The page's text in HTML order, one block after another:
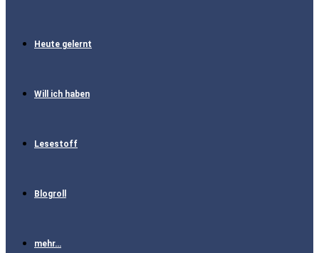
Heute gelernt
Will ich haben
Lesestoff
Blogroll
mehr…